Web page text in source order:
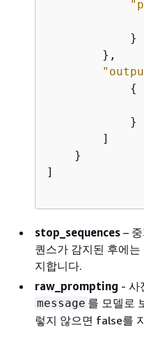
            }
        },
{
            }
        ]
    }
]
stop_sequences –
퀀스가 감지된 후에
지합니다.
raw_prompting - 사
message 를 모델로
렇지 않으면 false를